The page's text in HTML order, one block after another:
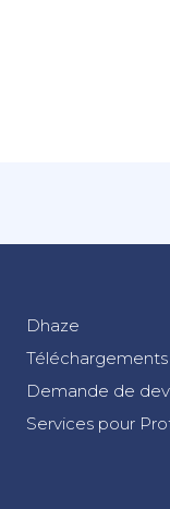
Dhaze
Téléchargements
Demande de
Services pour